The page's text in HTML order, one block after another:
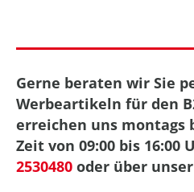
Gerne beraten wir Sie
Werbeartikeln für den
erreichen uns montags
Zeit von 09:00 bis 16:00
2530480 oder über unser